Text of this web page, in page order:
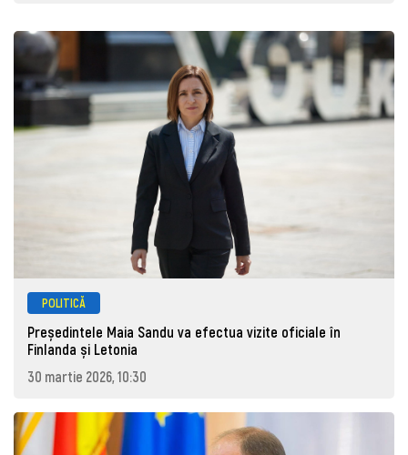
POLITICĂ
Președintele Maia Sandu va efectua vizite oficiale în
Finlanda și Letonia
30 martie 2026, 10:30